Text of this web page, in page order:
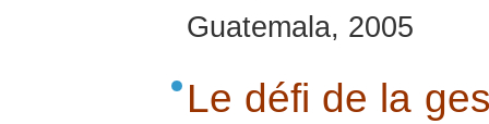
Guatemala, 2005
Le défi de la